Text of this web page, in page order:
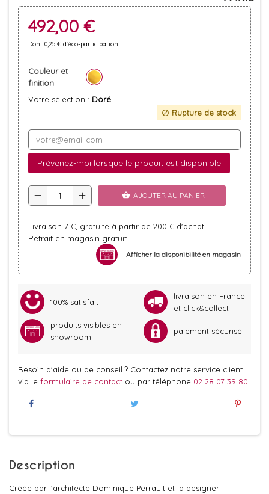
492,00 €
Dont 0,25 € d'éco-participation
Couleur et
finition
Votre sélection : Doré
block Rupture de stock
Prévenez-moi lorsque le produit est disponible
remove add shopping_basket AJOUTER AU PANIER
Livraison 7 €, gratuite à partir de 200 € d'achat
Retrait en magasin gratuit
Afficher la disponibilité en magasin
100% satisfait
livraison en France
et click&collect
produits visibles en
showroom
paiement sécurisé
Besoin d'aide ou de conseil ? Contactez notre service client
via le formulaire de contact ou par téléphone 02 28 07 39 80
Description
Créée par l'architecte Dominique Perrault et la designer